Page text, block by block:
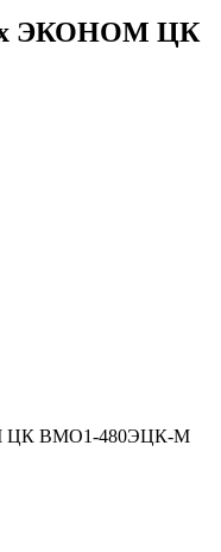
ЭКОНОМ ЦК
ЦК ВМО1-480ЭЦК-М